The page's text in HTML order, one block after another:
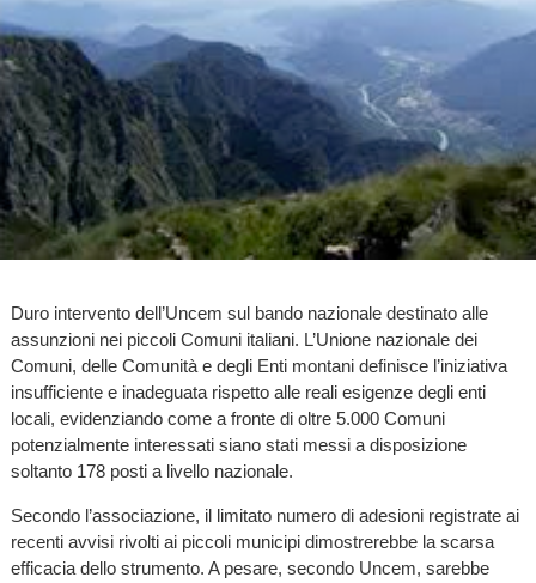
Duro intervento dell’Uncem sul bando nazionale destinato alle
assunzioni nei piccoli Comuni italiani. L’Unione nazionale dei
Comuni, delle Comunità e degli Enti montani definisce l’iniziativa
insufficiente e inadeguata rispetto alle reali esigenze degli enti
locali, evidenziando come a fronte di oltre 5.000 Comuni
potenzialmente interessati siano stati messi a disposizione
soltanto 178 posti a livello nazionale.
Secondo l’associazione, il limitato numero di adesioni registrate ai
recenti avvisi rivolti ai piccoli municipi dimostrerebbe la scarsa
efficacia dello strumento. A pesare, secondo Uncem, sarebbe